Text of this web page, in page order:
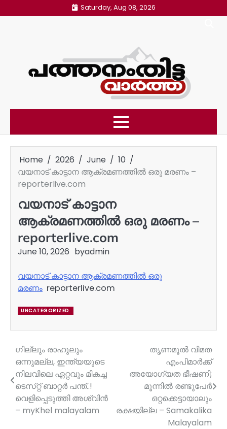
to
Saturday, Aug 08, 2026
Home 2026 June
10
വയനാട് കാട്ടാന ആക്രമണത്തില്‍ ഒരു മരണം –
reporterlive.com
വയനാട് കാട്ടാന
ആക്രമണത്തില്‍ ഒരു മരണം –
reporterlive.com
June 10, 2026 byadmin
വയനാട് കാട്ടാന ആക്രമണത്തില്‍ ഒരു
മരണം reporterlive.com
UNCATEGORIZED
Post
navigation
ഗില്ലും രാഹുലും
ഒന്നുമല്ല, ഇന്ത്യയുടെ
നിലവിലെ ഏറ്റവും മികച്ച
ടെസ്‌റ്റ് ബാറ്റർ പന്ത്..!
വെളിപ്പെടുത്തി അശ്വിൻ
– myKhel malayalam
തൃണമൂല്‍ വിമത
എംപിമാര്‍ക്ക്
അയോഗ്യത ഭീഷണി;
മൂന്നില്‍ രണ്ടുപേര്‍
ഒറ്റക്കെട്ടായാലും
രക്ഷയില്ല – Samakalika
Malayalam